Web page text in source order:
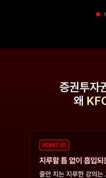
증권투자
왜